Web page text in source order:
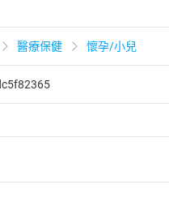
醫療保健 懷孕/小兒